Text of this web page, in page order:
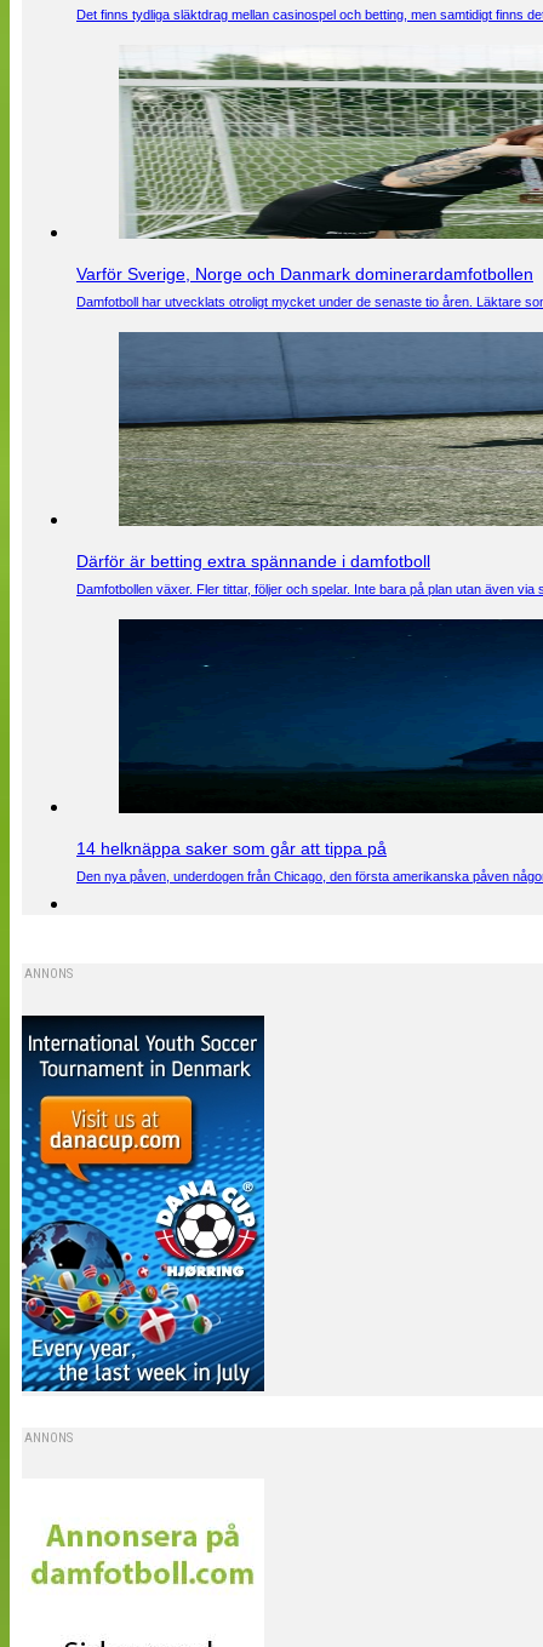
Det finns tydliga släktdrag mellan casinospel och betting, men samtidigt finns
Varför Sverige, Norge och Danmark dominerardamfotbollen
Damfotboll har utvecklats otroligt mycket under de senaste tio åren. Läktare
Därför är betting extra spännande i damfotboll
Damfotbollen växer. Fler tittar, följer och spelar. Inte bara på plan utan även
14 helknäppa saker som går att tippa på
Den nya påven, underdogen från Chicago, den första amerikanska påven
ANNONS
ANNONS